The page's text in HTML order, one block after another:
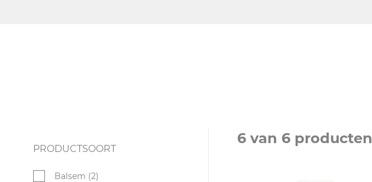
PRODUCTSOORT
Balsem (2)
6 van 6 producten